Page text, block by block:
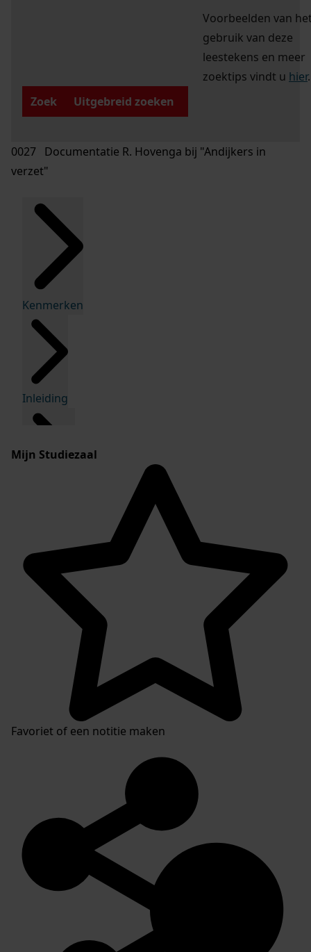
Voorbeelden van
gebruik van deze
leestekens en meer
zoektips vindt u hier.
Zoek
Uitgebreid zoeken
0027 Documentatie R. Hovenga bij "Andijkers in
verzet"
Kenmerken
Inleiding
Mijn Studiezaal
Favoriet of een notitie maken